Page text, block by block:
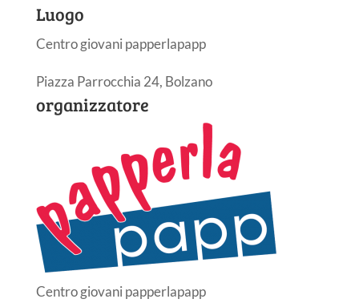
Luogo
Centro giovani papperlapapp
Piazza Parrocchia 24, Bolzano
organizzatore
Centro giovani papperlapapp